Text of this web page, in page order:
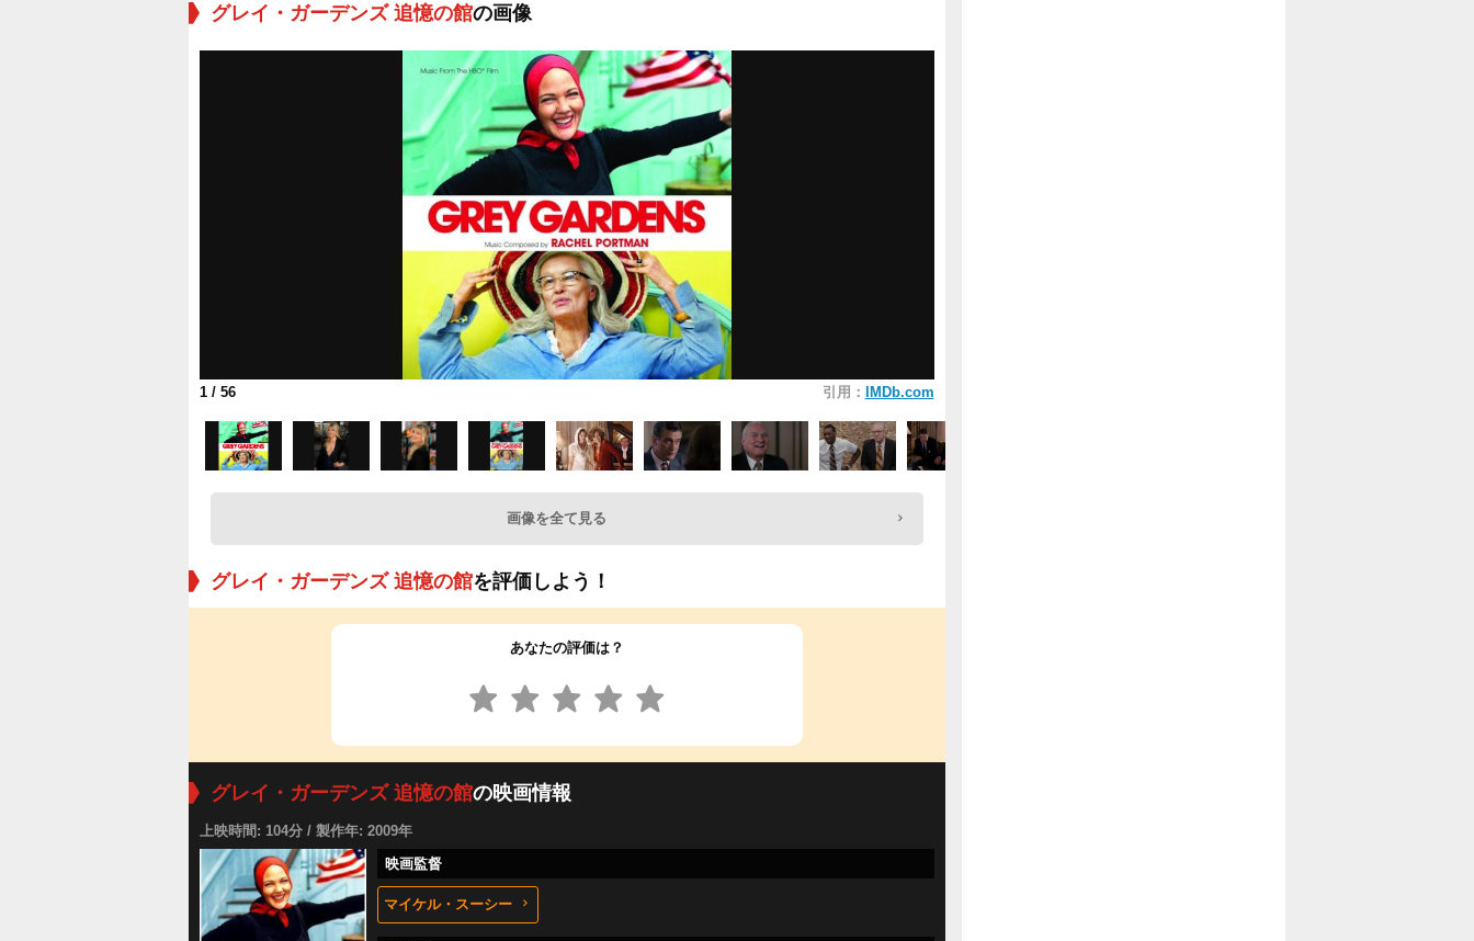
グレイ・ガーデンズ 追憶の館の画像
1 / 56 引用： IMDb.com
画像を全て見る
グレイ・ガーデンズ 追憶の館を評価しよう！
あなたの評価は？
グレイ・ガーデンズ 追憶の館の映画情報
上映時間: 104分 / 製作年: 2009年
映画監督
マイケル・スーシー